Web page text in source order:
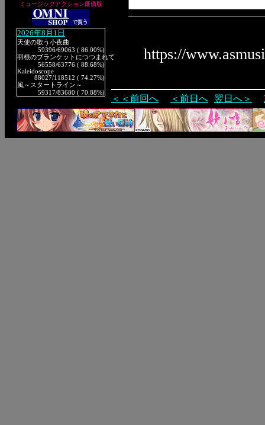
ミュージックアクション廉価版
2026年8月1日
天使の歌う小夜曲
59396/69063 ( 86.00%)
羽根のブランケットにつつまれて
56558/63776 ( 88.68%)
Kaleidoscope
88027/118512 ( 74.27%)
風～スタートライン～
59317/83680 ( 70.88%)
https://
＜＜前回へ ＜前日へ 翌日へ＞